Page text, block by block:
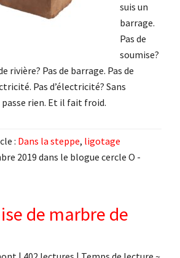
suis un
barrage.
Pas de
soumise?
rivière? Pas de barrage. Pas de
Pas d’électricité? Sans
rien. Et il fait froid.
: Dans la steppe, ligotage
2019 dans le blogue cercle O -
de marbre de